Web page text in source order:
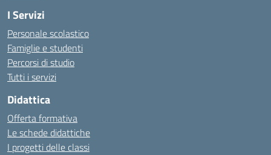
I Servizi
Personale scolastico
Famiglie e studenti
Percorsi di studio
Tutti i servizi
Didattica
Offerta formativa
Le schede didattiche
I progetti delle classi